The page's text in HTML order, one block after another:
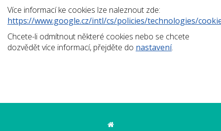
Více informací ke cookies lze naleznout zde:
https://www.google.cz/intl/cs/policies/technologies/
Chcete-li odmítnout některé cookies nebo se chcete
dozvědět více informací, přejděte do nastavení.